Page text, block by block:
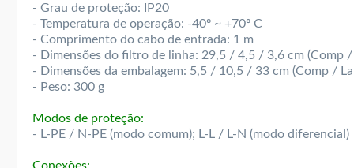
- Grau de proteção: IP20
- Temperatura de operação: -40º ~ +70º C
- Comprimento do cabo de entrada: 1 m
- Dimensões do filtro de linha: 29,5 / 4,5 / 3,6 cm (Comp
- Dimensões da embalagem: 5,5 / 10,5 / 33 cm (Comp /
- Peso: 300 g
Modos de proteção:
- L-PE / N-PE (modo comum); L-L / L-N (modo diferencial)